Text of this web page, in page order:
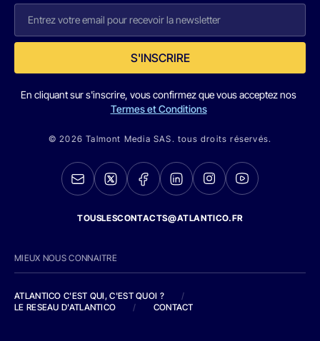
S'INSCRIRE
En cliquant sur s'inscrire, vous confirmez que vous acceptez nos
Termes et Conditions
© 2026 Talmont Media SAS. tous droits réservés.
TOUSLESCONTACTS@ATLANTICO.FR
MIEUX NOUS CONNAITRE
ATLANTICO C'EST QUI, C'EST QUOI ?
/
LE RESEAU D'ATLANTICO
/ CONTACT